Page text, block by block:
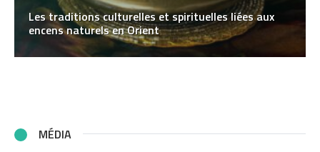
Les traditions culturelles et spirituelles liées aux
encens naturels en Orient
MÉDIA